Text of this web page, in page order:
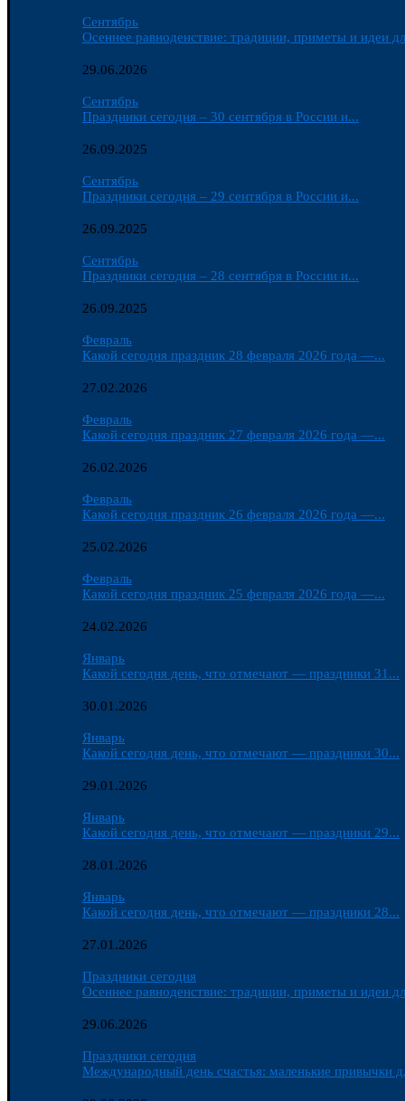
Сентябрь
Осеннее равноденствие: традиции, приметы и идеи
29.06.2026
Сентябрь
Праздники сегодня – 30 сентября в России и...
26.09.2025
Сентябрь
Праздники сегодня – 29 сентября в России и...
26.09.2025
Сентябрь
Праздники сегодня – 28 сентября в России и...
26.09.2025
Февраль
Какой сегодня праздник 28 февраля 2026 года —...
27.02.2026
Февраль
Какой сегодня праздник 27 февраля 2026 года —...
26.02.2026
Февраль
Какой сегодня праздник 26 февраля 2026 года —...
25.02.2026
Февраль
Какой сегодня праздник 25 февраля 2026 года —...
24.02.2026
Январь
Какой сегодня день, что отмечают — праздники 31...
30.01.2026
Январь
Какой сегодня день, что отмечают — праздники 30...
29.01.2026
Январь
Какой сегодня день, что отмечают — праздники 29...
28.01.2026
Январь
Какой сегодня день, что отмечают — праздники 28...
27.01.2026
Праздники сегодня
Осеннее равноденствие: традиции, приметы и идеи
29.06.2026
Праздники сегодня
Международный день счастья: маленькие привычки